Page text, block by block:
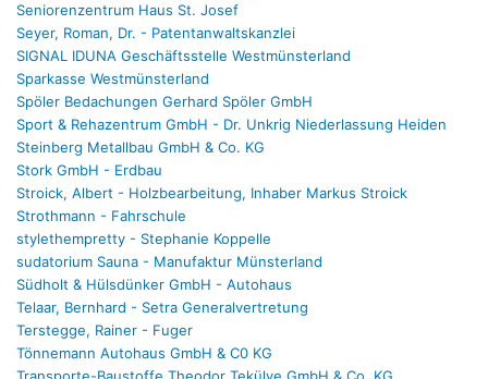
Seniorenzentrum Haus St. Josef
Seyer, Roman, Dr. - Patentanwaltskanzlei
SIGNAL IDUNA Geschäftsstelle Westmünsterland
Sparkasse Westmünsterland
Spöler Bedachungen Gerhard Spöler GmbH
Sport & Rehazentrum GmbH - Dr. Unkrig Niederlassung Heiden
Steinberg Metallbau GmbH & Co. KG
Stork GmbH - Erdbau
Stroick, Albert - Holzbearbeitung, Inhaber Markus Stroick
Strothmann - Fahrschule
stylethempretty - Stephanie Koppelle
sudatorium Sauna - Manufaktur Münsterland
Südholt & Hülsdünker GmbH - Autohaus
Telaar, Bernhard - Setra Generalvertretung
Terstegge, Rainer - Fuger
Tönnemann Autohaus GmbH & C0 KG